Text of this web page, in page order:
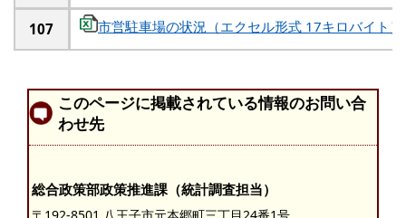
107 市営駐車場の状況（エクセル形式 17キロバイト）
このページに掲載されている情報のお問い合
わせ先
総合政策部政策推進課（統計調査担当）